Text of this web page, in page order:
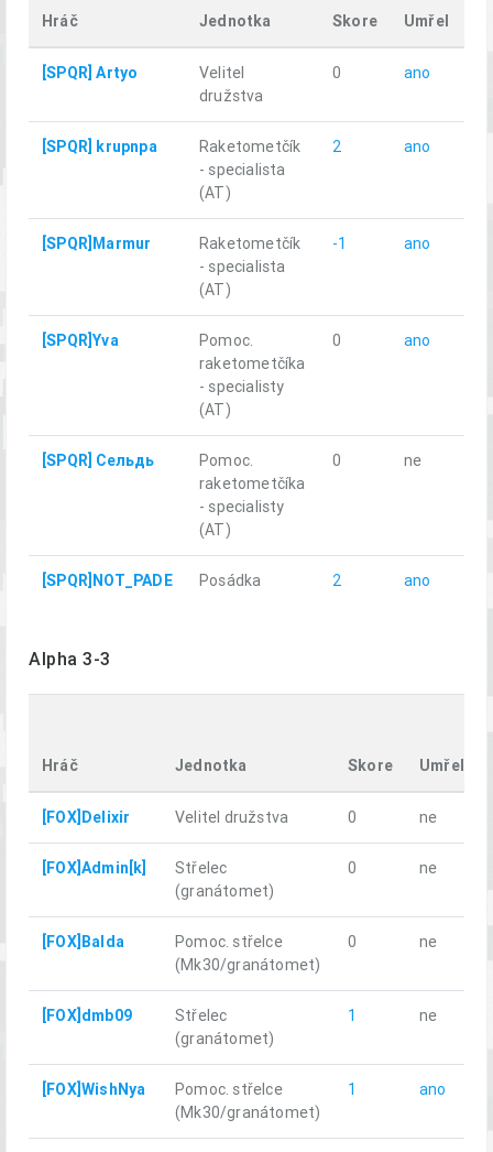
Hráč Jednotka Skore Umřel
[SPQR] Artyo
Velitel
družstva
0 ano
[SPQR] krupnpa
Raketometčík
- specialista
(AT)
2 ano
[SPQR]Marmur
Raketometčík
- specialista
(AT)
-1 ano
[SPQR]Yva
Pomoc.
raketometčíka
- specialisty
(AT)
0 ano
[SPQR] Сельдь
Pomoc.
raketometčíka
- specialisty
(AT)
0 ne
[SPQR]NOT_PADE Posádka 2 ano
Alpha 3-3
Hráč Jednotka Skore Umřel
[FOX]Delixir Velitel družstva 0 ne
[FOX]Admin[k]
Střelec
(granátomet)
0 ne
[FOX]Balda
Pomoc. střelce
(Mk30/granátomet)
0 ne
[FOX]dmb09
Střelec
(granátomet)
1 ne
[FOX]WishNya
Pomoc. střelce
(Mk30/granátomet)
1 ano